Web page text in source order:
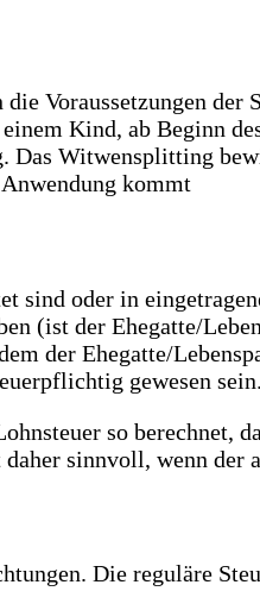
Voraussetzungen
Kind, ab Beginn
Das Witwensplitting
kommt
sind oder in
(ist der Ehegatte/
der Ehegatte/
gewesen
so berechnet,
sinnvoll, wenn der
Die reguläre